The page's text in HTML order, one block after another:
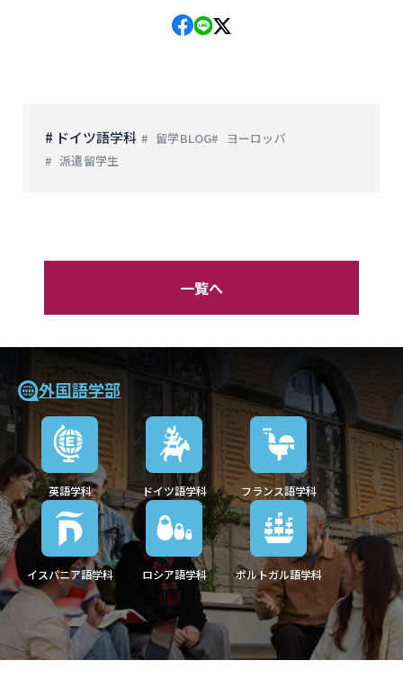
# ドイツ語学科 留学BLOG
ヨーロッパ
派遣留学生
一覧へ
外国語学部
英語学科 ドイツ語学科 フランス語学科
イスパニア語学科 ロシア語学科 ポルトガル語学科